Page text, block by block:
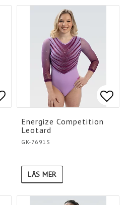
Lägg till i favoritlistan
Lägg till i favoritlistan
Energize Competition
Leotard
GK-7691S
LÄS MER